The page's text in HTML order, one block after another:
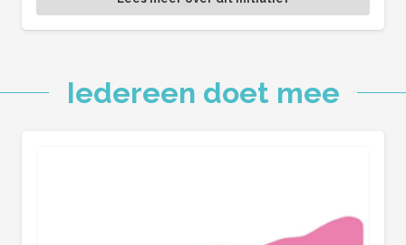
Iedereen doet mee